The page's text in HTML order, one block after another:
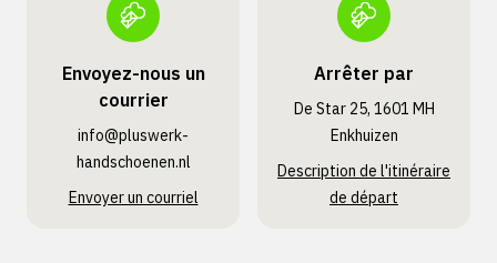
Envoyez-nous un
courrier
info@pluswerk­
handschoenen.nl
Envoyer un courriel
Arrêter par
De Star 25, 1601 MH
Enkhuizen
Description de l'itinéraire
de départ